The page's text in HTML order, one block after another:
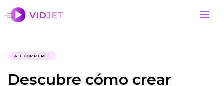
AI E-COMMERCE
Descubre cómo crear